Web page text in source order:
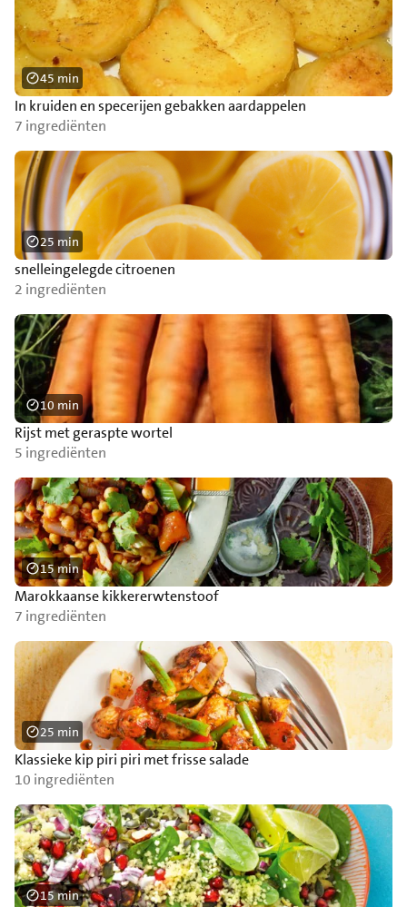
In kruiden en specerijen gebakken aardappelen
7 ingrediënten
45 min
snelleingelegde citroenen
2 ingrediënten
25 min
Rijst met geraspte wortel
5 ingrediënten
10 min
Marokkaanse kikkererwtenstoof
7 ingrediënten
15 min
Klassieke kip piri piri met frisse salade
10 ingrediënten
25 min
15 min